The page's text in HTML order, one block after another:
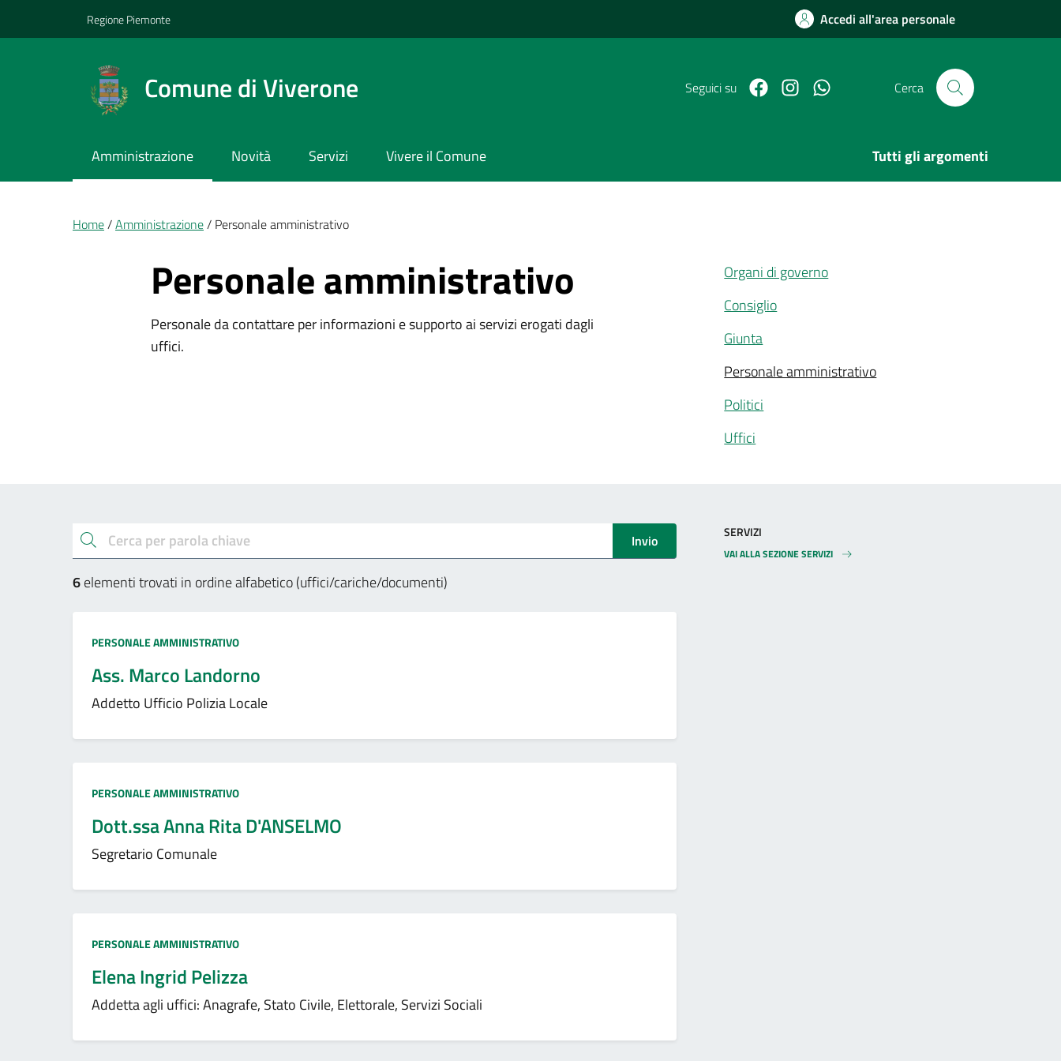
Regione Piemonte Accedi all'area personale
Comune di Viverone Seguici su FacebookLink Instagram
Link Canale Whatsapp
Cerca
Amministrazione Novità Servizi Vivere il Comune Tutti gli argomenti
Briciole di pane
Home Amministrazione Personale amministrativo
Personale amministrativo
Personale da contattare per informazioni e supporto ai servizi erogati dagli
uffici.
Organi di governo
Consiglio
Giunta
Personale amministrativo
Politici
Uffici
Esplora gli uffici e aree
cerca Invio
6elementi trovati in ordine alfabetico (uffici/cariche/documenti)
Tipo amministrazione:
PERSONALE AMMINISTRATIVO
Ass. Marco Landorno
Addetto Ufficio Polizia Locale
Tipo amministrazione:
PERSONALE AMMINISTRATIVO
Dott.ssa Anna Rita D'ANSELMO
Segretario Comunale
Tipo amministrazione:
PERSONALE AMMINISTRATIVO
Elena Ingrid Pelizza
Addetta agli uffici: Anagrafe, Stato Civile, Elettorale, Servizi Sociali
SERVIZI
VAI ALLA SEZIONE SERVIZI